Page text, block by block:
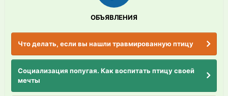
ОБЪЯВЛЕНИЯ
Что делать, если вы нашли травмированную птицу
Социализация попугая. Как воспитать птицу своей
мечты